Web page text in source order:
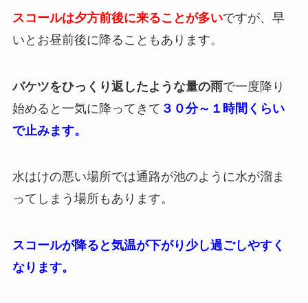
スコールは夕方前後に来ることが多いですが、早
いとお昼前後に降ることもあります。
バケツをひっくり返したような量の雨で一度降り
始めると一気に降ってきて ３ ０分～１時間くらい
で止みます。
水はけの悪い場所では通路が池のように水が溜ま
ってしまう場所もあります。
スコールが降ると気温が下がり少し過ごしやすく
なります。